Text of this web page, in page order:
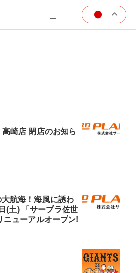
崎店 閉店のお知ら
航海！海風に誘わ
(土) 「サープラ佐世
ニューアルオープン!